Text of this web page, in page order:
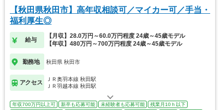
【秋田県秋田市】高年収相談可／マイカー可／手当・
福利厚生◎
給与
【月収】28.0万円～60.0万円程度 24歳～45歳モデル
【年収】480万円～700万円程度 24歳～45歳モデル
勤務地 秋田県 秋田市
アクセス
ＪＲ奥羽本線 秋田駅
ＪＲ羽越本線 秋田駅
年収700万円以上可 新卒も応募可能 未経験者も応募可能
残業月10ｈ以下